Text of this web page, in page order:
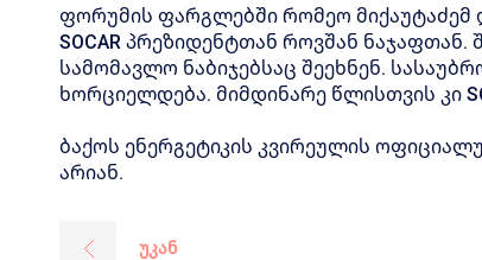
ფორუმის ფარგლებში რომეო მიქაუტაძემ
SOCAR პრეზიდენტთან როვშან
სამომავლო ნაბიჯებსაც შეეხნენ.
ხორციელდება. მიმდინარე წლისთვის კი
ბაქოს ენერგეტიკის კვირეულის
არიან.
უკან